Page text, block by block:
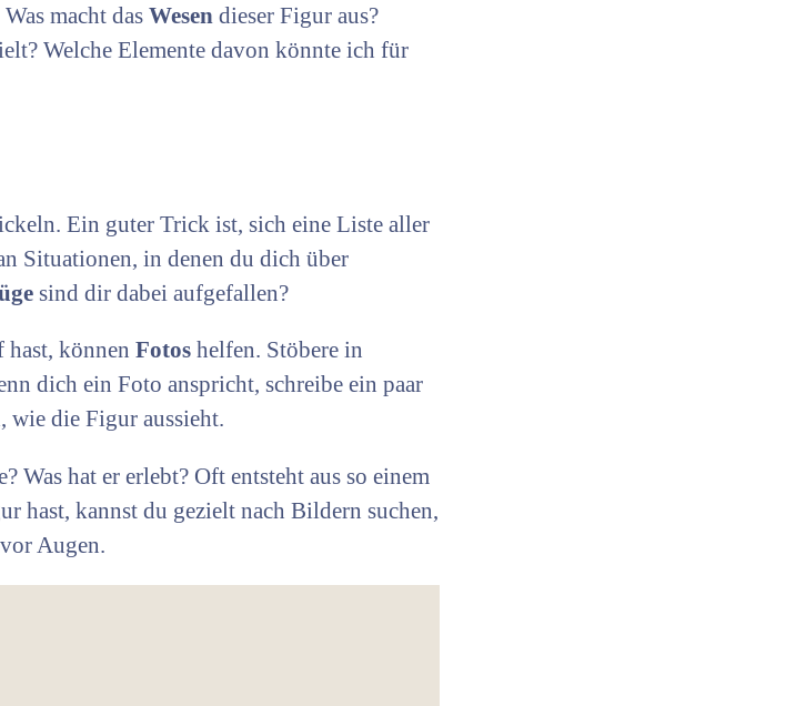
macht das Wesen dieser Figur aus?
Welche Elemente davon könnte ich für
Ein guter Trick ist, sich eine Liste aller
Situationen, in denen du dich über
sind dir dabei aufgefallen?
können Fotos helfen. Stöbere in
dich ein Foto anspricht, schreibe ein paar
wie die Figur aussieht.
Was hat er erlebt? Oft entsteht aus so einem
hast, kannst du gezielt nach Bildern suchen,
Augen.